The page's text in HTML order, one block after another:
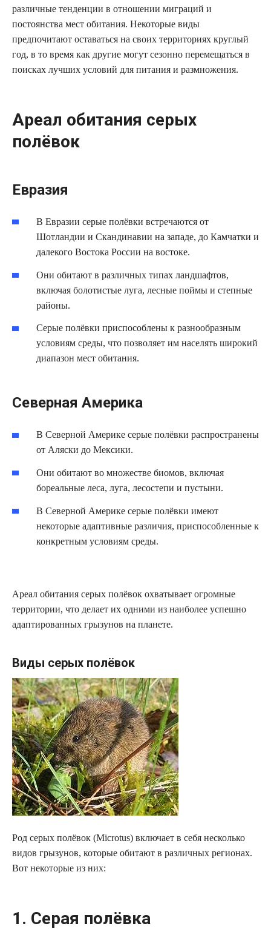
различные тенденции в отношении миграций и
постоянства мест обитания. Некоторые виды
предпочитают оставаться на своих территориях круглый
год, в то время как другие могут сезонно перемещаться в
поисках лучших условий для питания и размножения.
Ареал обитания серых
полёвок
Евразия
В Евразии серые полёвки встречаются от
Шотландии и Скандинавии на западе, до Камчатки и
далекого Востока России на востоке.
Они обитают в различных типах ландшафтов,
включая болотистые луга, лесные поймы и степные
районы.
Серые полёвки приспособлены к разнообразным
условиям среды, что позволяет им населять широкий
диапазон мест обитания.
Северная Америка
В Северной Америке серые полёвки распространены
от Аляски до Мексики.
Они обитают во множестве биомов, включая
бореальные леса, луга, лесостепи и пустыни.
В Северной Америке серые полёвки имеют
некоторые адаптивные различия, приспособленные к
конкретным условиям среды.
Ареал обитания серых полёвок охватывает огромные
территории, что делает их одними из наиболее успешно
адаптированных грызунов на планете.
Виды серых полёвок
Род серых полёвок (Microtus) включает в себя несколько
видов грызунов, которые обитают в различных регионах.
Вот некоторые из них:
1. Серая полёвка